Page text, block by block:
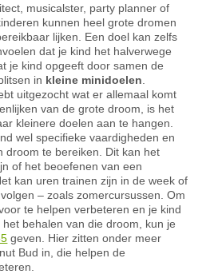
musicalster, party planner of
kunnen heel grote dromen
lijken. Een doel kan zelfs
dat je kind het halverwege
je kind opgeeft door samen de
in kleine minidoelen
uitgezocht wat er allemaal komt
van de grote droom, is het
kleinere doelen aan te hangen.
wel specifieke vaardigheden en
droom te bereiken. Dit kan het
of het beoefenen van een
kan uren trainen zijn in de week of
– zoals zomercursussen. Om
te helpen verbeteren en je kind
behalen van die droom, kun je
geven. Hier zitten onder meer
Bud in, die helpen de